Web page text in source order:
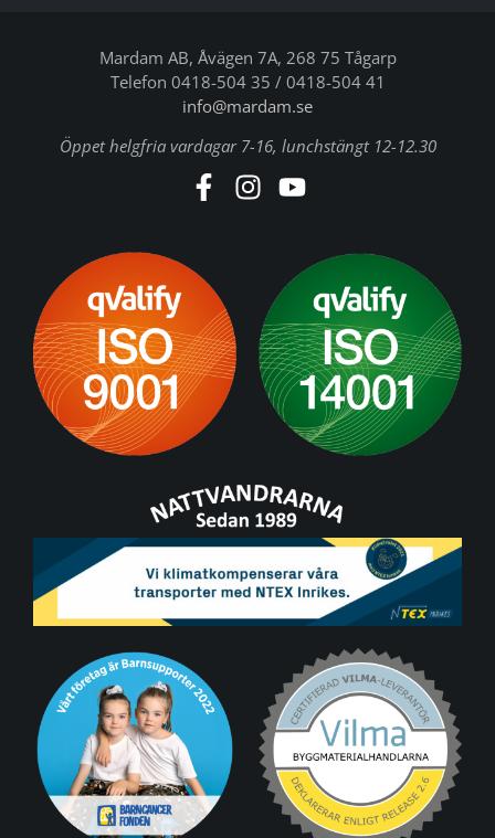
Mardam AB, Åvägen 7A, 268 75 Tågarp
Telefon 0418-504 35 / 0418-504 41
info@mardam.se
Öppet helgfria vardagar 7-16, lunchstängt 12-12.30